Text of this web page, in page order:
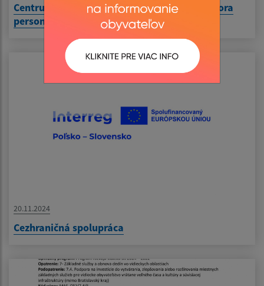
Centrum zdieľaných služieb Becherov - podpora
personálnych kapacít
20.11.2024
Cezhraničná spolupráca